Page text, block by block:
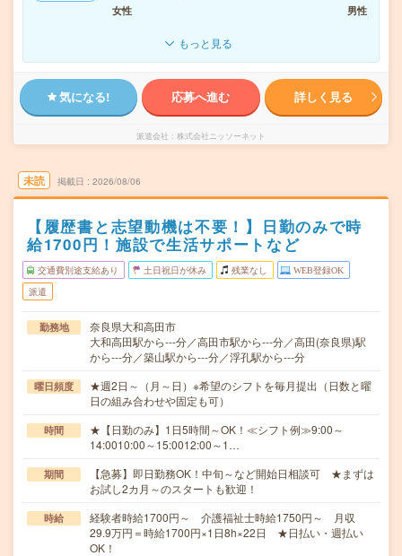
女性
男性
もっと見る
気になる! 応募へ進む 詳しく見る
派遣会社 株式会社ニッソーネット
未読 掲載日 2026/08/06
【履歴書と志望動機は不要！】日勤のみで時
給1700円！施設で生活サポートなど
交通費別途支給あり 土日祝日が休み 残業なし WEB登録OK
派遣
勤務地
奈良県大和高田市
大和高田駅から---分／高田市駅から---分／高田(奈良県)駅
から---分／築山駅から---分／浮孔駅から---分
曜日頻度
★週2日～（月～日）※希望のシフトを毎月提出（日数と曜
日の組み合わせや固定も可）
時間
★【日勤のみ】1日5時間～OK！≪シフト例≫9:00～
14:0010:00～15:0012:00～1…
期間
【急募】即日勤務OK！中旬～など開始日相談可 ★まずは
お試し2カ月～のスタートも歓迎！
時給
経験者時給1700円～ 介護福祉士時給1750円～ 月収
29.9万円＝時給1700円×1日8h×22日 ★日払い・週払い
OK！